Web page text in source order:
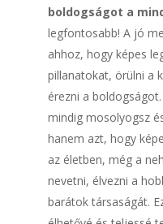
boldogságot a
legfontosabb! A jó
ahhoz, hogy képes
pillanatokat, örülni a
érezni a
mindig mosolyogsz
hanem azt, hogy
az életben, még a
nevetni, élvezni a
barátok társaságát.